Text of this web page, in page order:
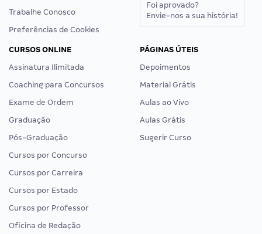
Trabalhe Conosco
Preferências de Cookies
Foi aprovado?
Envie-nos a sua história!
CURSOS ONLINE
Assinatura Ilimitada
Coaching para Concursos
Exame de Ordem
Graduação
Pós-Graduação
Cursos por Concurso
Cursos por Carreira
Cursos por Estado
Cursos por Professor
Oficina de Redação
PÁGINAS ÚTEIS
Depoimentos
Material Grátis
Aulas ao Vivo
Aulas Grátis
Sugerir Curso